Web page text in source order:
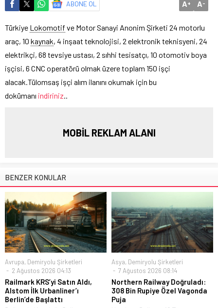
ABONE OL A+ A-
Türkiye Lokomotif ve Motor Sanayi Anonim Şirketi 24 motorlu
araç, 10 kaynak, 4 inşaat teknolojisi, 2 elektronik teknisyeni, 24
elektrikçi, 68 tevsiye ustası, 2 sıhhi tesisatçı, 10 otomotiv boya
işçisi, 6 CNC operatörü olmak üzere toplam 150 işçi
alacak. Tülomsaş işçi alım ilanını okumak için bu
dokümanı indiriniz
MOBİL REKLAM ALANI
BENZER KONULAR
Avrupa, Demiryolu Şirketleri
2 Ağustos 2026 04:13
Railmark KRS’yi Satın Aldı,
Alstom İlk Urbanliner’ı
Berlin’de Başlattı
Asya, Demiryolu Şirketleri
7 Ağustos 2026 08:14
Northern Railway Doğruladı:
308 Bin Rupiye Özel Vagonda
Puja